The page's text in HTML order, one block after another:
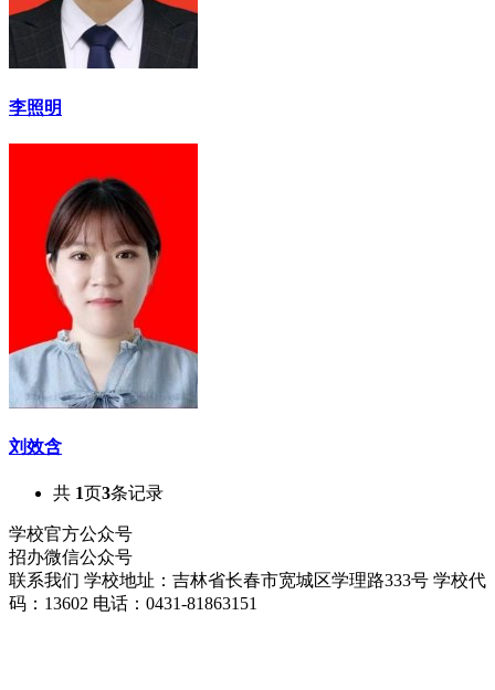
李照明
刘效含
共 1页3条记录
学校官方公众号
招办微信公众号
联系我们 学校地址：吉林省长春市宽城区学理路333号 学校代
码：13602 电话：0431-81863151